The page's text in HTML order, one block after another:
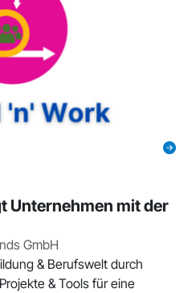
Unternehmen mit der
GmbH
& Berufswelt durch
& Tools für eine